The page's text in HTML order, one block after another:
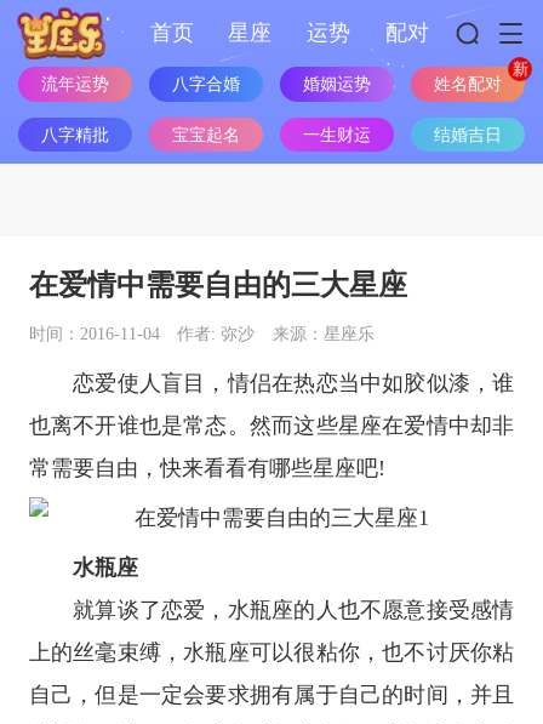
首页 星座 运势 配对
流年运势 八字合婚 婚姻运势 姓名配对
八字精批 宝宝起名 一生财运 结婚吉日
在爱情中需要自由的三大星座
时间：2016-11-04 作者: 弥沙 来源：星座乐
恋爱使人盲目，情侣在热恋当中如胶似漆，谁
也离不开谁也是常态。然而这些星座在爱情中却非
常需要自由，快来看看有哪些星座吧!
水瓶座
就算谈了恋爱， 水瓶座的人也不愿意接受感情
上的丝毫束缚，水瓶座可以很粘你，也不讨厌你粘
自己，但是一定会要求拥有属于自己的时间，并且